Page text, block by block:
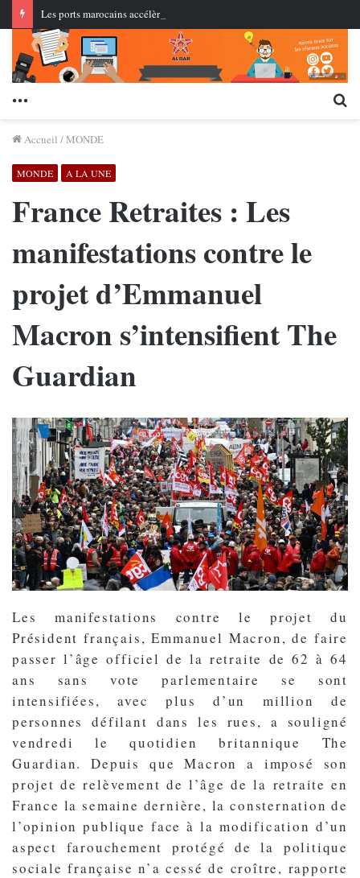
Accueil /MONDE
MONDE A LA UNE
France Retraites : Les
manifestations contre le
projet d’Emmanuel
Macron s’intensifient The
Guardian
Les manifestations contre le projet du
Président français, Emmanuel Macron, de faire
passer l’âge officiel de la retraite de 62 à 64
ans sans vote parlementaire se sont
intensifiées, avec plus d’un million de
personnes défilant dans les rues, a souligné
vendredi le quotidien britannique The
Guardian. Depuis que Macron a imposé son
projet de relèvement de l’âge de la retraite en
France la semaine dernière, la consternation de
l’opinion publique face à la modification d’un
aspect farouchement protégé de la politique
sociale française n’a cessé de croître, rapporte